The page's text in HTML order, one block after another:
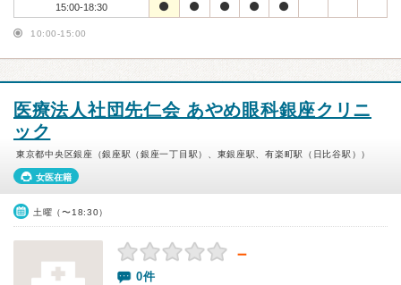
15:00-18:30
10:00-15:00
医療法人社団先仁会 あやめ眼科銀座クリニ
ック
東京都中央区銀座（銀座駅（銀座一丁目駅）、東銀座駅、有楽町駅（日比谷駅））
女医在籍
土曜（〜18:30）
－
0件